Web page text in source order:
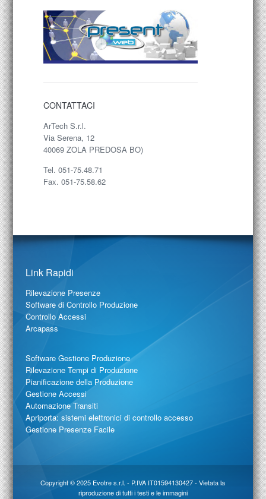
CONTATTACI
ArTech S.r.l.
Via Serena, 12
40069 ZOLA PREDOSA BO)
Tel. 051-75.48.71
Fax. 051-75.58.62
Link Rapidi
Rilevazione Presenze
Software di Controllo Produzione
Controllo Accessi
Arcapass
Software Gestione Produzione
Rilevazione Tempi di Produzione
Pianificazione della Produzione
Gestione Accessi
Automazione Transiti
Apriporta: sistemi elettronici di controllo accesso
Gestione Presenze Facile
Copyright © 2025 Evotre s.r.l. - P.IVA IT01594130427 - Vietata la
riproduzione di tutti i testi e le immagini